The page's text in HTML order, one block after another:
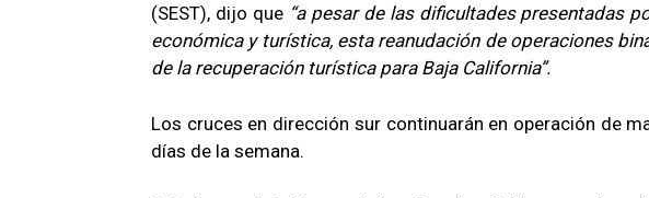
(SEST), dijo que “a pesar de las dificultades presentadas
económica y turística, esta reanudación de operaciones
de la recuperación turística para Baja California”.
Los cruces en dirección sur continuarán en operación de
días de la semana.